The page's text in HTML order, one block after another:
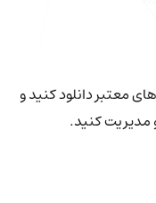
معتبر دانلود کنید و
کنید.